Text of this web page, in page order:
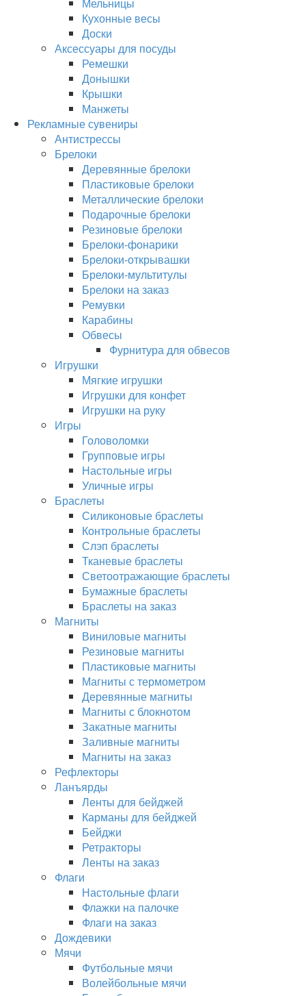
Кухонные весы
Доски
Аксессуары для посуды
Ремешки
Донышки
Крышки
Манжеты
Рекламные сувениры
Антистрессы
Брелоки
Деревянные брелоки
Пластиковые брелоки
Металлические брелоки
Подарочные брелоки
Резиновые брелоки
Брелоки-фонарики
Брелоки-открывашки
Брелоки-мультитулы
Брелоки на заказ
Ремувки
Карабины
Обвесы
Фурнитура для обвесов
Игрушки
Мягкие игрушки
Игрушки для конфет
Игрушки на руку
Игры
Головоломки
Групповые игры
Настольные игры
Уличные игры
Браслеты
Силиконовые браслеты
Контрольные браслеты
Слэп браслеты
Тканевые браслеты
Светоотражающие браслеты
Бумажные браслеты
Браслеты на заказ
Магниты
Виниловые магниты
Резиновые магниты
Пластиковые магниты
Магниты с термометром
Деревянные магниты
Магниты с блокнотом
Закатные магниты
Заливные магниты
Магниты на заказ
Рефлекторы
Ланъярды
Ленты для бейджей
Карманы для бейджей
Бейджи
Ретракторы
Ленты на заказ
Флаги
Настольные флаги
Флажки на палочке
Флаги на заказ
Дождевики
Мячи
Футбольные мячи
Волейбольные мячи